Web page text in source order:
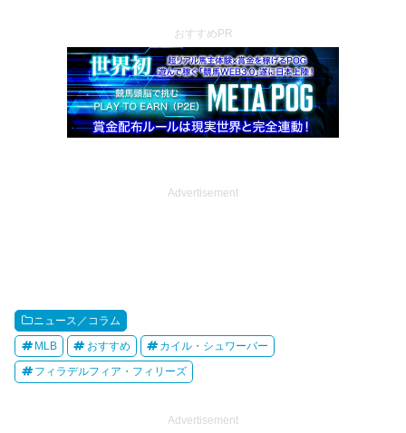
おすすめPR
Advertisement
ニュース／コラム
MLB おすすめ カイル・シュワーバー
フィラデルフィア・フィリーズ
Advertisement